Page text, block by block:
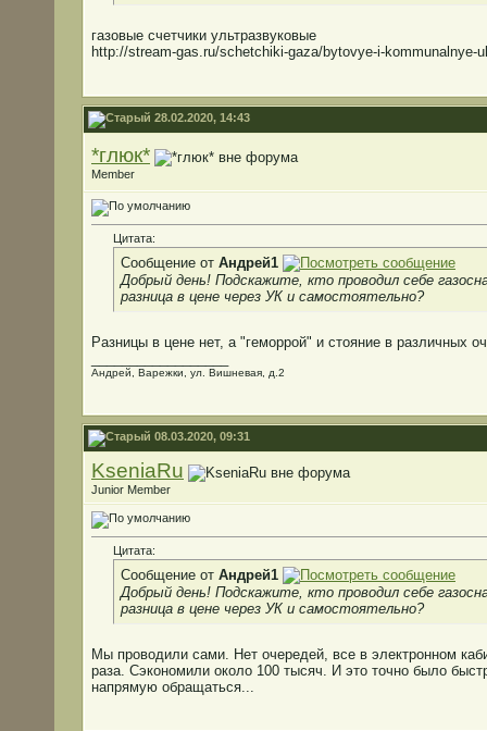
газовые счетчики ультразвуковые
http://stream-gas.ru/schetchiki-gaza/bytovye-i-kommunalnye-
28.02.2020, 14:43
*глюк*
Member
Цитата:
Сообщение от Андрей1
Добрый день! Подскажите, кто проводил себе
разница в цене через УК и самостоятельно?
Разницы в цене нет, а "геморрой" и стояние в различных
Андрей, Варежки, ул. Вишневая, д.2
08.03.2020, 09:31
KseniaRu
Junior Member
Цитата:
Сообщение от Андрей1
Добрый день! Подскажите, кто проводил себе
разница в цене через УК и самостоятельно?
Мы проводили сами. Нет очередей, все в электронном
раза. Сэкономили около 100 тысяч. И это точно было
напрямую обращаться...